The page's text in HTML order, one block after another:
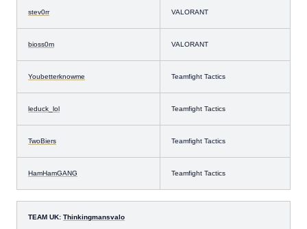
stev0rr VALORANT
bioss0m VALORANT
Youbetterknowme Teamfight Tactics
leduck_lol Teamfight Tactics
TwoBiers Teamfight Tactics
HamHamGANG Teamfight Tactics
TEAM UK: Thinkingmansvalo